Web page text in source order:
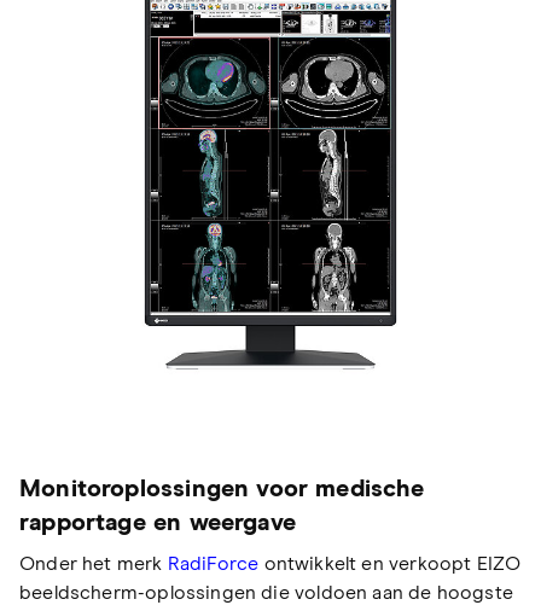
Monitoroplossingen voor medische
rapportage en weergave
Onder het merk RadiForce ontwikkelt en verkoopt EIZO
beeldscherm-oplossingen die voldoen aan de hoogste